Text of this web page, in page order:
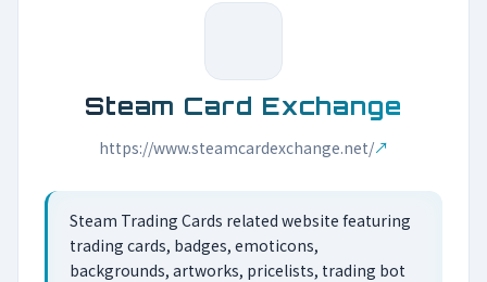
Steam Card Exchange
https://www.steamcardexchange.net/↗
Steam Trading Cards related website featuring
trading cards, badges, emoticons,
backgrounds, artworks, pricelists, trading bot